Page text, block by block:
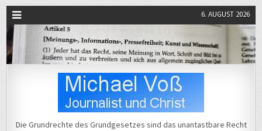
6. AUGUST 2026
Michael Voß
Die Grundrechte des Grundgesetzes sind das unantastbare Recht